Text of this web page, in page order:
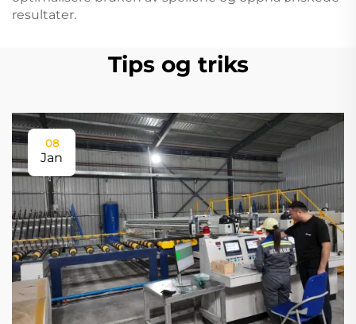
resultater.
Tips og triks
08
Jan